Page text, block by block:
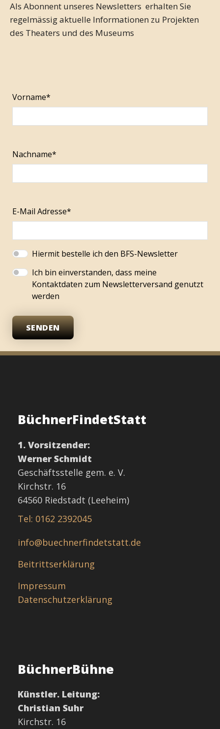
Als Abonnent unseres Newsletters erhalten Sie
regelmässig aktuelle Informationen zu Projekten
des Theaters und des Museums
Vorname*
Nachname*
E-Mail Adresse*
Hiermit bestelle ich den BFS-Newsletter
Ich bin einverstanden, dass meine
Kontaktdaten zum Newsletterversand genutzt
werden
SENDEN
BüchnerFindetStatt
1. Vorsitzender:
Werner Schmidt
Geschäftsstelle gem. e. V.
Kirchstr. 16
64560 Riedstadt (Leeheim)
Tel: 0162 2392045
info@buechnerfindetstatt.de
Beitrittserklärung
Impressum
Datenschutzerklärung
BüchnerBühne
Künstler. Leitung:
Christian Suhr
Kirchstr. 16